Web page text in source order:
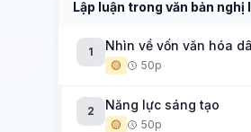
Lập luận trong văn bản nghị
1 Nhìn về vốn văn hóa
🟡 50p
2 Năng lực sáng tạo
🟡 50p